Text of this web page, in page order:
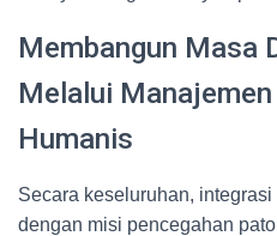
Membangun Masa
Melalui Manajemen
Humanis
Secara keseluruhan,
dengan misi pencegahan